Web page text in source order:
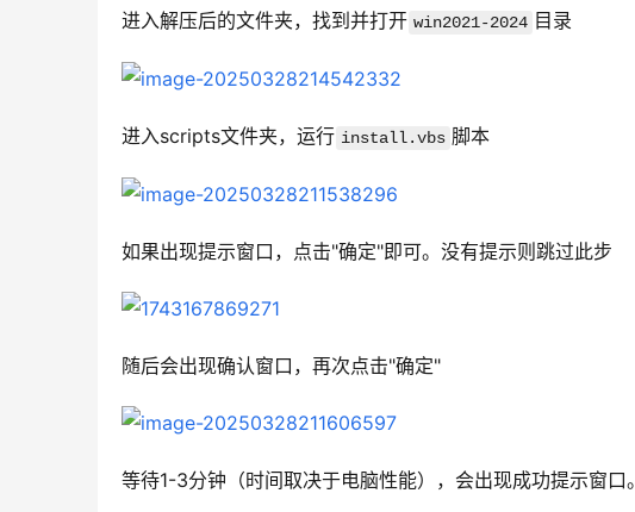
进入解压后的文件夹，找到并打开 win2021-2024 目录
进入scripts文件夹，运行 install.vbs 脚本
如果出现提示窗口，点击"确定"即可。没有提示则跳过此步
随后会出现确认窗口，再次点击"确定"
等待1-3分钟（时间取决于电脑性能），会出现成功提示窗口。